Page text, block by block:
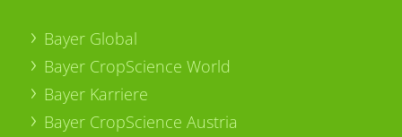
Bayer Global
Bayer CropScience World
Bayer Karriere
Bayer CropScience Austria